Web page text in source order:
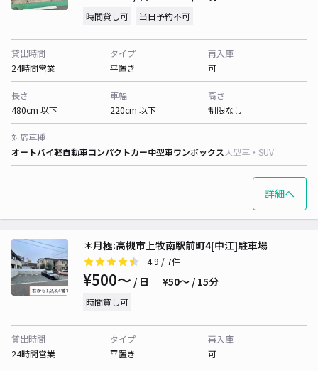
時間貸し可 当日予約不可
貸出時間
24時間営業
タイプ
平置き
再入庫
可
長さ
480cm 以下
車幅
220cm 以下
高さ
制限なし
対応車種
オートバイ軽自動車コンパクトカー中型車ワンボックス大型車・SUV
詳細へ
＊月極:高槻市上牧南駅前町4[中江]駐車場
4.9 / 7件
¥500〜 / 日 ¥50〜 / 15分
時間貸し可
貸出時間
24時間営業
タイプ
平置き
再入庫
可